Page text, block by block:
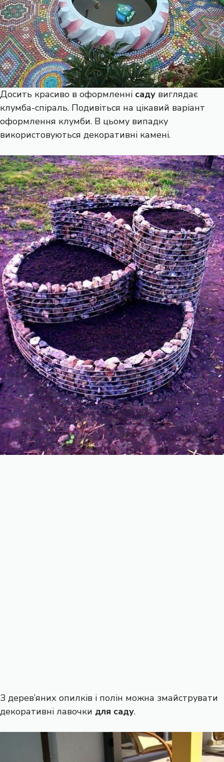
Досить красиво в оформленні саду виглядає
клумба-спіраль. Подивіться на цікавий варіант
оформлення клумби. В цьому випадку
використовуються декоративні камені.
З дерев’яних опилків і полін можна змайструвати
декоративні лавочки для саду.